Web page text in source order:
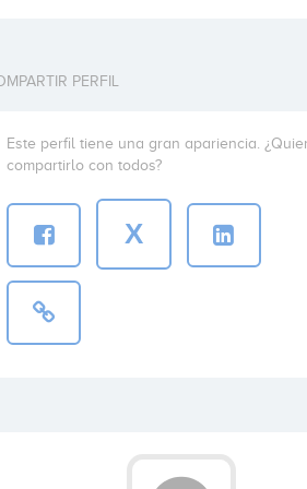
PERFIL
Este perfil tiene una gran apariencia.
compartirlo con todos?
X